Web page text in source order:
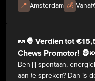
📍 Amsterdam 💰 Vanaf
🍬🦍 Verdien tot
Chews Promotor!
Ben jij spontaan,
aan te spreken? Dan is